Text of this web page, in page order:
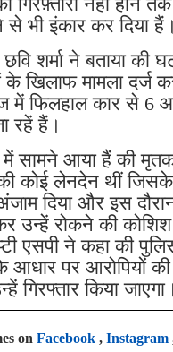
से भी इंकार कर दिया हैं।
शर्मा ने बताया की
खिलाफ मामला दर्ज
में फिलहाल कार से 6
रहें हैं।
सामने आया हैं की
कोई लेनदेन थीं
दिया और इस दौरान
उन्हें रोकने की कोशिश
एसपी ने कहा की
आधार पर आरोपियों
गिरफ्तार किया जाएगा।
on Facebook, Instagram